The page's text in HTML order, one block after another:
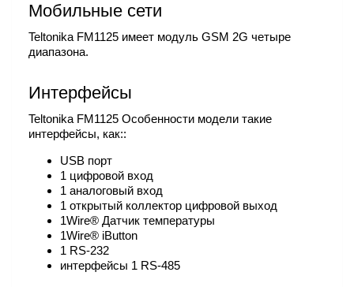
Мобильные сети
Teltonika FM1125 имеет модуль GSM 2G четыре
диапазона.
Интерфейсы
Teltonika FM1125 Особенности модели такие
интерфейсы, как::
USB порт
1 цифровой вход
1 аналоговый вход
1 открытый коллектор цифровой выход
1Wire® Датчик температуры
1Wire® iButton
1 RS-232
интерфейсы 1 RS-485